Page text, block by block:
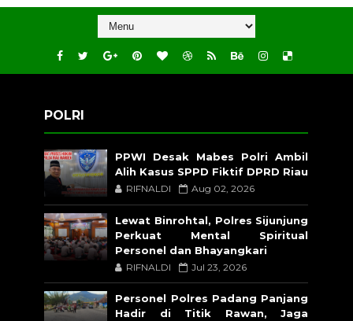
POLRI
PPWI Desak Mabes Polri Ambil
Alih Kasus SPPD Fiktif DPRD Riau
RIFNALDI Aug 02, 2026
Lewat Binrohtal, Polres Sijunjung
Perkuat Mental Spiritual
Personel dan Bhayangkari
RIFNALDI Jul 23, 2026
Personel Polres Padang Panjang
Hadir di Titik Rawan, Jaga